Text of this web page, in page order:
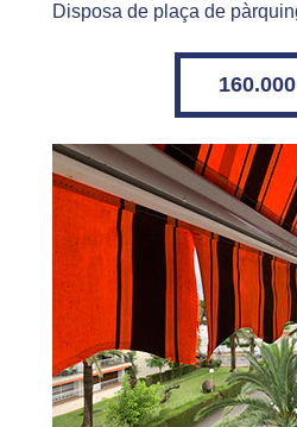
Disposa de plaça de